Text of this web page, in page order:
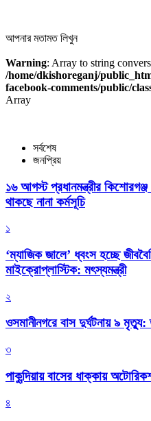
আপনার মতামত লিখুন
Warning: Array to string
/home/dkishoreganj/
facebook-comments/public/
Array
সর্বশেষ
জনপ্রিয়
১৬ আগস্ট প্রধানমন্ত্রীর
থাকছে নানা কর্মসূচি
১
‘ম্যাজিক জালে’ ধ্বংস হচ্ছে
মাইক্রোপ্লাস্টিক: মৎস্যমন্ত্রী
২
ওসমানীনগরে বাস দুর্ঘটনায় ৯
৩
পাকুন্দিয়ায় বাসের ধাক্কায়
৪